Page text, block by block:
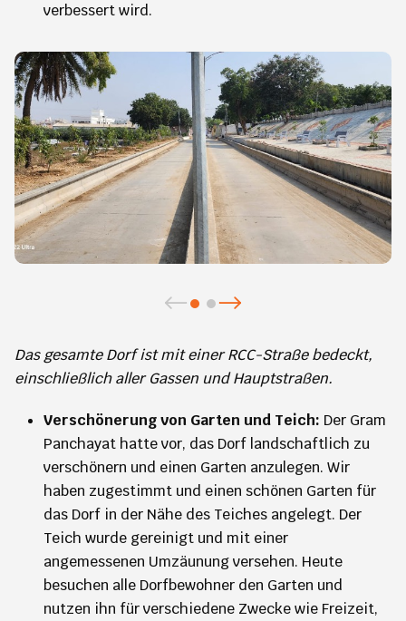
verbessert wird.
Das gesamte Dorf ist mit einer RCC-Straße bedeckt,
einschließlich aller Gassen und Hauptstraßen.
Verschönerung von Garten und Teich: Der Gram
Panchayat hatte vor, das Dorf landschaftlich zu
verschönern und einen Garten anzulegen. Wir
haben zugestimmt und einen schönen Garten für
das Dorf in der Nähe des Teiches angelegt. Der
Teich wurde gereinigt und mit einer
angemessenen Umzäunung versehen. Heute
besuchen alle Dorfbewohner den Garten und
nutzen ihn für verschiedene Zwecke wie Freizeit,